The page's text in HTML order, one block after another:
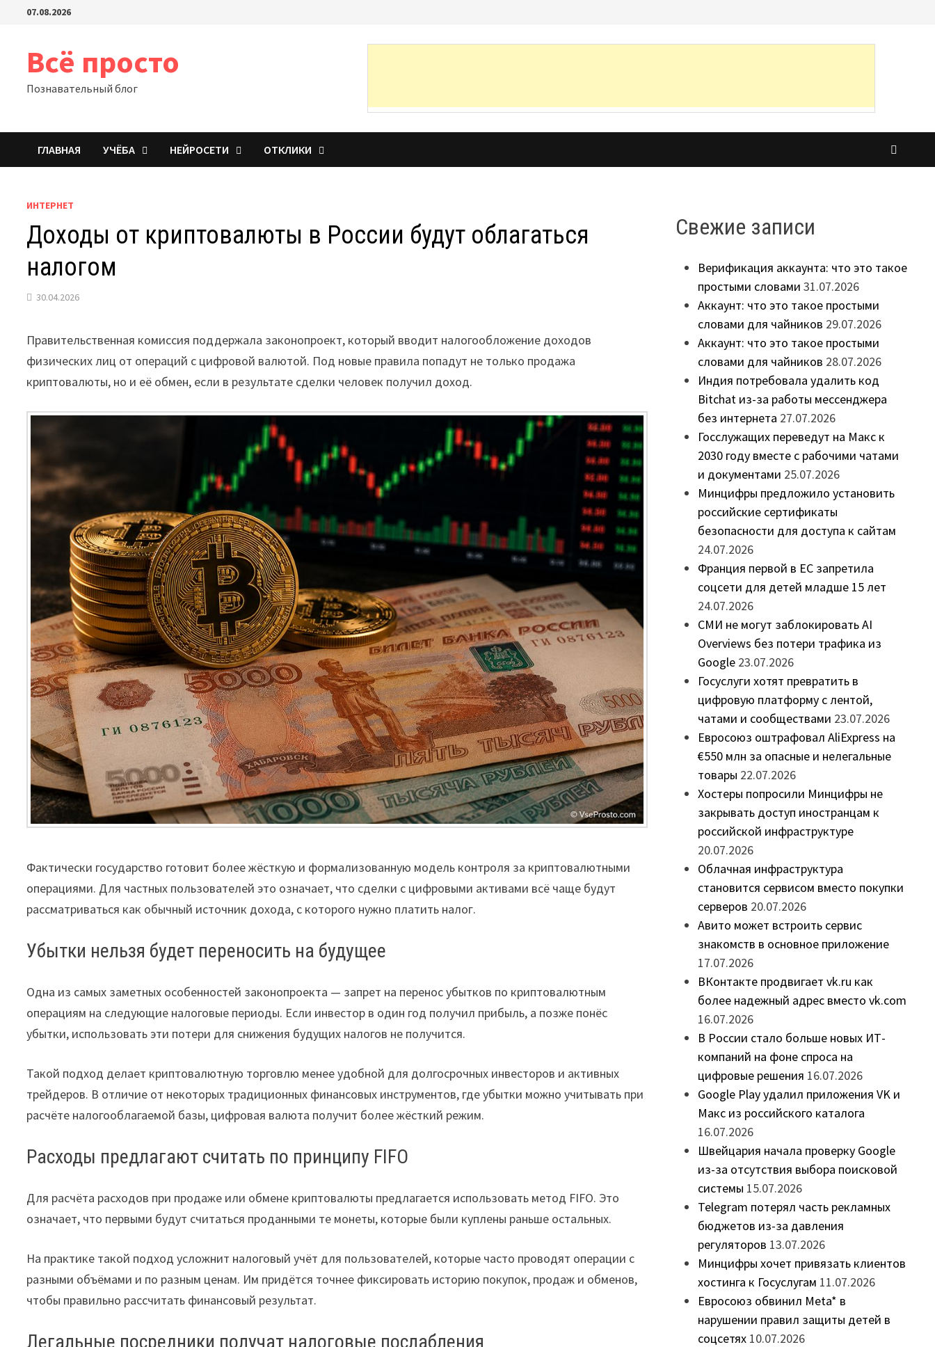
Перейти07.08.2026
Всё просто
Познавательный блог
ГЛАВНАЯ УЧЁБА НЕЙРОСЕТИ ОТКЛИКИ
ИНТЕРНЕТ
Доходы от криптовалюты в России будут облагаться
налогом
30.04.2026
Правительственная комиссия поддержала законопроект, который вводит налогообложение доходов
физических лиц от операций с цифровой валютой. Под новые правила попадут не только продажа
криптовалюты, но и её обмен, если в результате сделки человек получил доход.
Фактически государство готовит более жёсткую и формализованную модель контроля за криптовалютными
операциями. Для частных пользователей это означает, что сделки с цифровыми активами всё чаще будут
рассматриваться как обычный источник дохода, с которого нужно платить налог.
Убытки нельзя будет переносить на будущее
Одна из самых заметных особенностей законопроекта — запрет на перенос убытков по криптовалютным
операциям на следующие налоговые периоды. Если инвестор в один год получил прибыль, а позже понёс
убытки, использовать эти потери для снижения будущих налогов не получится.
Такой подход делает криптовалютную торговлю менее удобной для долгосрочных инвесторов и активных
трейдеров. В отличие от некоторых традиционных финансовых инструментов, где убытки можно учитывать при
расчёте налогооблагаемой базы, цифровая валюта получит более жёсткий режим.
Расходы предлагают считать по принципу FIFO
Для расчёта расходов при продаже или обмене криптовалюты предлагается использовать метод FIFO. Это
означает, что первыми будут считаться проданными те монеты, которые были куплены раньше остальных.
На практике такой подход усложнит налоговый учёт для пользователей, которые часто проводят операции с
разными объёмами и по разным ценам. Им придётся точнее фиксировать историю покупок, продаж и обменов,
чтобы правильно рассчитать финансовый результат.
Легальные посредники получат налоговые послабления
Свежие записи
Верификация аккаунта: что это такое
простыми словами 31.07.2026
Аккаунт: что это такое простыми
словами для чайников 29.07.2026
Аккаунт: что это такое простыми
словами для чайников 28.07.2026
Индия потребовала удалить код
Bitchat из-за работы мессенджера
без интернета 27.07.2026
Госслужащих переведут на Макс к
2030 году вместе с рабочими чатами
и документами 25.07.2026
Минцифры предложило установить
российские сертификаты
безопасности для доступа к сайтам
24.07.2026
Франция первой в ЕС запретила
соцсети для детей младше 15 лет
24.07.2026
СМИ не могут заблокировать AI
Overviews без потери трафика из
Google 23.07.2026
Госуслуги хотят превратить в
цифровую платформу с лентой,
чатами и сообществами 23.07.2026
Евросоюз оштрафовал AliExpress на
€550 млн за опасные и нелегальные
товары 22.07.2026
Хостеры попросили Минцифры не
закрывать доступ иностранцам к
российской инфраструктуре
20.07.2026
Облачная инфраструктура
становится сервисом вместо покупки
серверов 20.07.2026
Авито может встроить сервис
знакомств в основное приложение
17.07.2026
ВКонтакте продвигает vk.ru как
более надежный адрес вместо vk.com
16.07.2026
В России стало больше новых ИТ-
компаний на фоне спроса на
цифровые решения 16.07.2026
Google Play удалил приложения VK и
Макс из российского каталога
16.07.2026
Швейцария начала проверку Google
из-за отсутствия выбора поисковой
системы 15.07.2026
Telegram потерял часть рекламных
бюджетов из-за давления
регуляторов 13.07.2026
Минцифры хочет привязать клиентов
хостинга к Госуслугам 11.07.2026
Евросоюз обвинил Meta* в
нарушении правил защиты детей в
соцсетях 10.07.2026